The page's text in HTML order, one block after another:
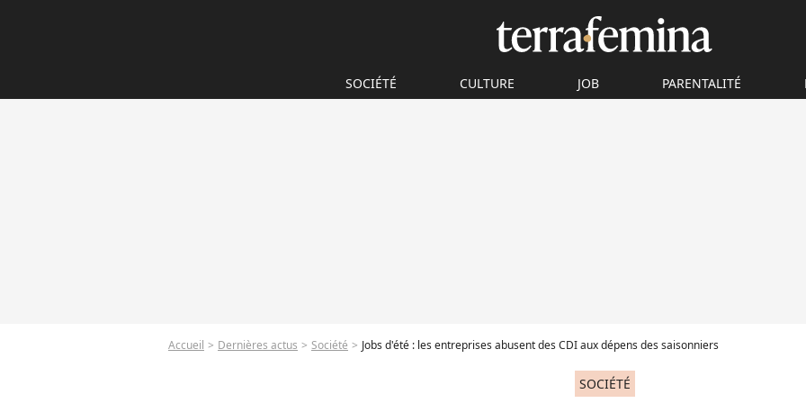
SOCIÉTÉ CULTURE JOB PARENTALITÉ
Accueil Dernières actus Société Jobs d'été : les entreprises abusent des CDI aux dépens des saisonniers
SOCIÉTÉ